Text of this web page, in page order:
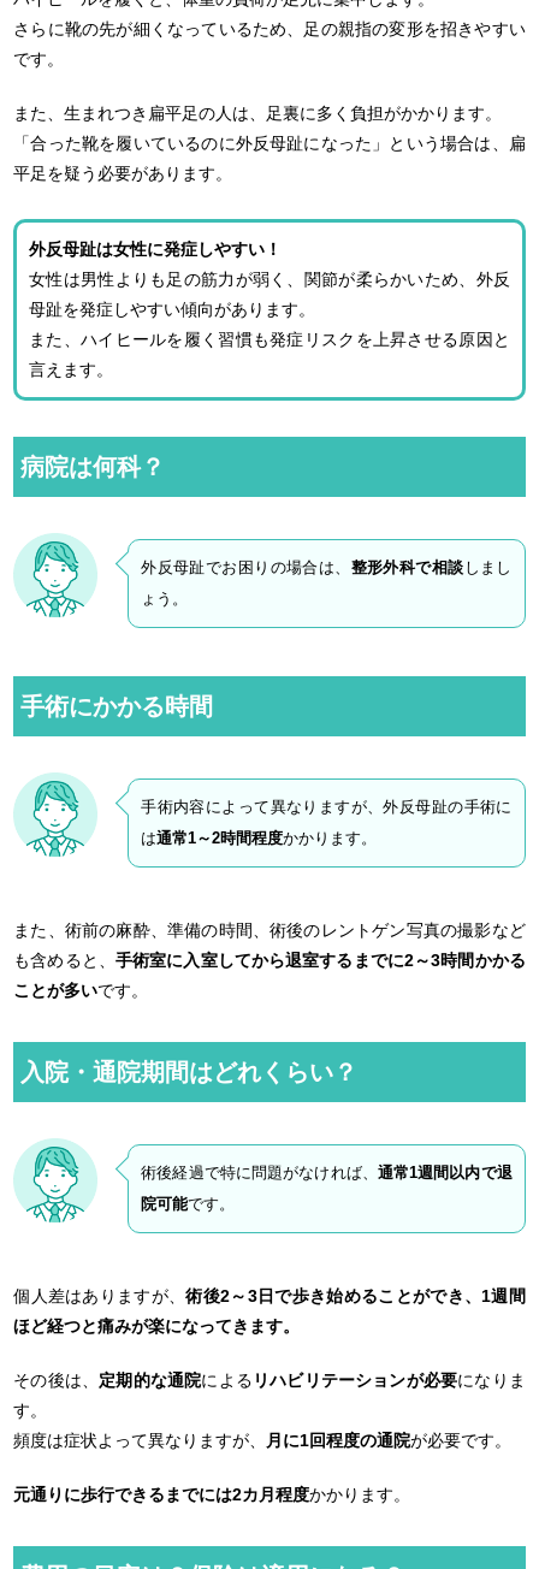
さらに靴の先が細くなっているため、足の親指の変形を招きやすい
です。
また、生まれつき扁平足の人は、足裏に多く負担がかかります。
「合った靴を履いているのに外反母趾になった」という場合は、扁
平足を疑う必要があります。
外反母趾は女性に発症しやすい！
女性は男性よりも足の筋力が弱く、関節が柔らかいため、外反
母趾を発症しやすい傾向があります。
また、ハイヒールを履く習慣も発症リスクを上昇させる原因と
言えます。
病院は何科？
外反母趾でお困りの場合は、 整形外科で相談 しまし
ょう。
手術にかかる時間
手術内容によって異なりますが、外反母趾の手術に
は通常1～2時間程度かかります。
また、術前の麻酔、準備の時間、術後のレントゲン写真の撮影など
も含めると、 手術室に入室してから退室するまでに2～3時間かかる
ことが多いです。
入院・通院期間はどれくらい？
術後経過で特に問題がなければ、 通常1週間以内で退
院可能です。
個人差はありますが、術後2～3日で歩き始めることができ、1週間
ほど経つと痛みが楽になってきます。
その後は、 定期的な通院による リハビリテーションが必要になりま
す。
頻度は症状よって異なりますが、
月に1回程度の通院が必要です。
元通りに歩行できるまでには2カ月程度かかります。